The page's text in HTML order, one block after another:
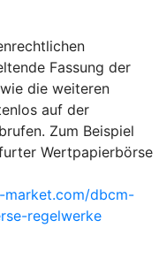
Fassung der
die weiteren
auf der
Zum Beispiel
Wertpapierbörse
market.com/dbcm-
regelwerke